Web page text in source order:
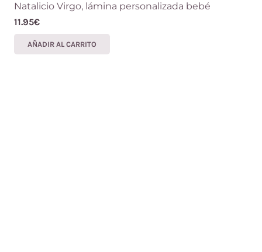
Natalicio Virgo, lámina personalizada bebé
11.95€
AÑADIR AL CARRITO